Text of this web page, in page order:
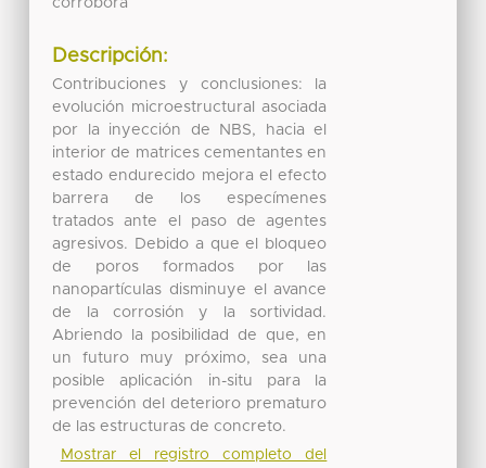
corrobora
Descripción:
Contribuciones y conclusiones: la
evolución microestructural asociada
por la inyección de NBS, hacia el
interior de matrices cementantes en
estado endurecido mejora el efecto
barrera de los especímenes
tratados ante el paso de agentes
agresivos. Debido a que el bloqueo
de poros formados por las
nanopartículas disminuye el avance
de la corrosión y la sortividad.
Abriendo la posibilidad de que, en
un futuro muy próximo, sea una
posible aplicación in-situ para la
prevención del deterioro prematuro
de las estructuras de concreto.
Mostrar el registro completo del